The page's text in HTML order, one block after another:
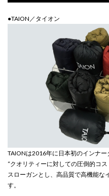
●TAION／タイオン
TAIONは2016年に日本初のインナー
“クオリティーに対しての圧倒的コ
スローガンとし、高品質で高機能な
す。